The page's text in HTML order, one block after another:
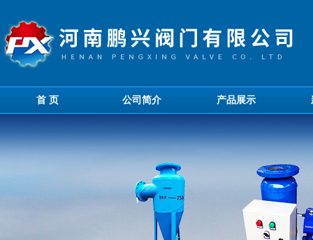
首 页 公司简介 产品展示